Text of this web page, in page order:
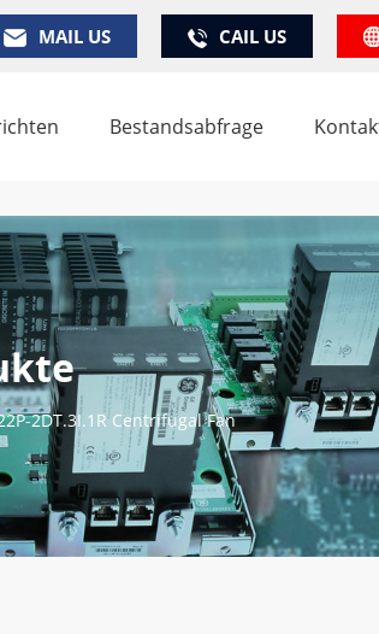
MAIL US CAIL US
Bestandsabfrage
2DT.3I.1R Centrifugal Fan